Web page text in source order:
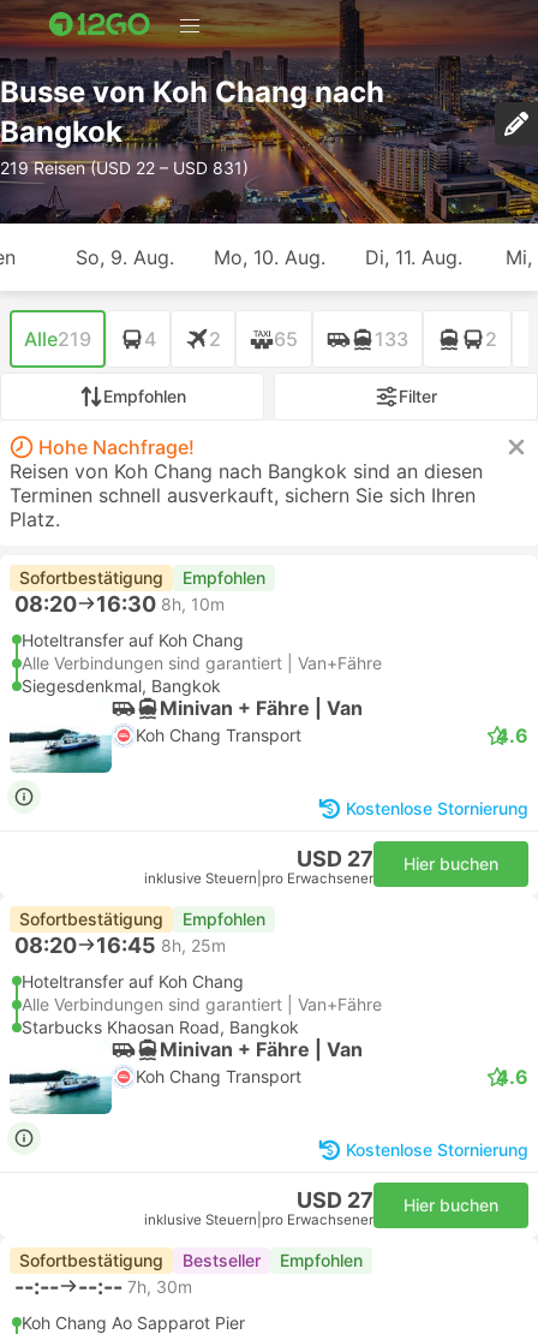
Busse von Koh Chang nach
Bangkok
219 Reisen (USD 22 – USD 831)
So, 9. Aug. Mo, 10. Aug. Di, 11. Aug. Mi,
Alle219 4 2 65 133 2
Empfohlen Filter
Hohe Nachfrage!
Reisen von Koh Chang nach Bangkok sind an diesen
Terminen schnell ausverkauft, sichern Sie sich Ihren
Platz.
Sofortbestätigung Empfohlen
08:20 16:30 8h, 10m
Hoteltransfer auf Koh Chang
Alle Verbindungen sind garantiert | Van+Fähre
Siegesdenkmal, Bangkok
Minivan + Fähre | Van
Koh Chang Transport 4.6
Kostenlose Stornierung
USD 27
inklusive Steuern pro Erwachsener
Hier buchen
Sofortbestätigung Empfohlen
08:20 16:45 8h, 25m
Hoteltransfer auf Koh Chang
Alle Verbindungen sind garantiert | Van+Fähre
Starbucks Khaosan Road, Bangkok
Minivan + Fähre | Van
Koh Chang Transport 4.6
Kostenlose Stornierung
USD 27
inklusive Steuern pro Erwachsener
Hier buchen
Sofortbestätigung Bestseller Empfohlen
--:-- --:-- 7h, 30m
Koh Chang Ao Sapparot Pier